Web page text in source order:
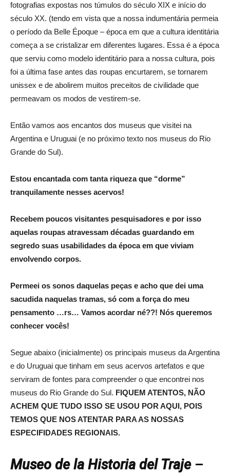
fotografias expostas nos túmulos do século XIX e início do
século XX. (tendo em vista que a nossa indumentária permeia
o período da Belle Époque – época em que a cultura identitária
começa a se cristalizar em diferentes lugares. Essa é a época
que serviu como modelo identitário para a nossa cultura, pois
foi a última fase antes das roupas encurtarem, se tornarem
unissex e de abolirem muitos preceitos de civilidade que
permeavam os modos de vestirem-se.
Então vamos aos encantos dos museus que visitei na
Argentina e Uruguai (e no próximo texto nos museus do Rio
Grande do Sul).
Estou encantada com tanta riqueza que “dorme”
tranquilamente nesses acervos!
Recebem poucos visitantes pesquisadores e por isso
aquelas roupas atravessam décadas guardando em
segredo suas usabilidades da época em que viviam
envolvendo corpos.
Permeei os sonos daquelas peças e acho que dei uma
sacudida naquelas tramas, só com a força do meu
pensamento …rs… Vamos acordar né??! Nós queremos
conhecer vocês!
Segue abaixo (inicialmente) os principais museus da Argentina
e do Uruguai que tinham em seus acervos artefatos e que
serviram de fontes para compreender o que encontrei nos
museus do Rio Grande do Sul. FIQUEM ATENTOS, NÃO
ACHEM QUE TUDO ISSO SE USOU POR AQUI, POIS
TEMOS QUE NOS ATENTAR PARA AS NOSSAS
ESPECIFIDADES REGIONAIS.
Museo de la Historia del Traje –